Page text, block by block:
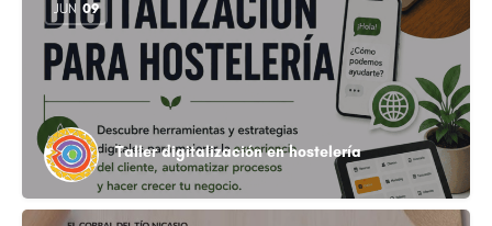
Taller digitalización en hostelería
JUN 09